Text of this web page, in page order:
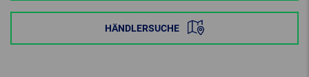
HÄNDLERSUCHE